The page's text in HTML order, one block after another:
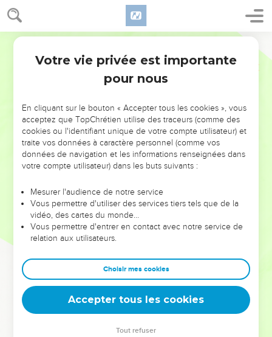
NE MANQUEZ PAS L’ÉVÉNEMENT
DE L’ANNÉE !
ET SI LEURS ERREURS POUVAIENT VOUS ÉVITER LES
VOTRES ?
leur foi ou leur vision. Mais on voit moins les doutes, les erreurs
et les saisons difficiles qu'ils ont traversés, alors même que ce
sont elles qui les ont façonnés.
Dans cette conférence, leaders, entrepreneurs, et responsables
clés pour avancer avec plus de sagesse afin que leurs erreurs
deviennent vos tremplins. Que vous guidiez un ministère, une
équipe, un groupe ou une famille, leur expérience est faite
Votre vie privée est importante
pour nous
En cliquant sur le bouton « Accepter tous les cookies », vous
acceptez que TopChrétien utilise des traceurs (comme des
cookies ou l'identifiant unique de votre compte utilisateur) et
traite vos données à caractère personnel (comme vos
données de navigation et les informations renseignées dans
votre compte utilisateur) dans les buts suivants :
Mesurer l'audience de notre service
Vous permettre d'utiliser des services tiers tels que de la
vidéo, des cartes du monde…
Vous permettre d'entrer en contact avec notre service de
relation aux utilisateurs.
Choisir mes cookies
Accepter tous les cookies
Tout refuser